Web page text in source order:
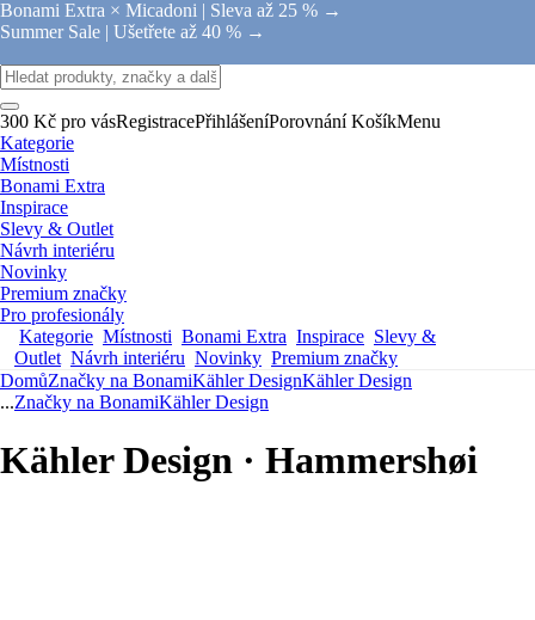
Bonami Extra × Micadoni | Sleva až 25 % →
Summer Sale | Ušetřete až 40 % →
300 Kč pro vásRegistracePřihlášeníPorovnání KošíkMenu
Kategorie
Místnosti
Bonami Extra
Inspirace
Slevy & Outlet
Návrh interiéru
Novinky
Premium značky
Pro profesionály
Kategorie Místnosti Bonami Extra Inspirace Slevy &
Outlet Návrh interiéru Novinky Premium značky
DomůZnačky na BonamiKähler DesignKähler Design
...Značky na BonamiKähler Design
Kähler Design · Hammershøi